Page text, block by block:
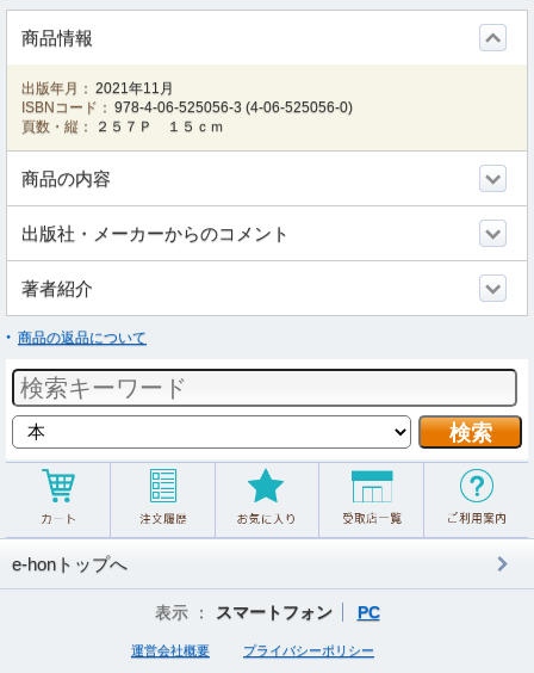
商品情報
出版年月： 2021年11月
ISBNコード： 978-4-06-525056-3 (4-06-525056-0)
頁数・縦：
２５７Ｐ １５ｃｍ
商品の内容
出版社・メーカーからのコメント
著者紹介
商品の返品について
e-honトップへ
表示 ： スマートフォン PC
運営会社概要 プライバシーポリシー